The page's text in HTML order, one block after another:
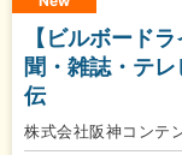
【ビルボード
聞・雑誌・テ
伝
株式会社阪神コンテ